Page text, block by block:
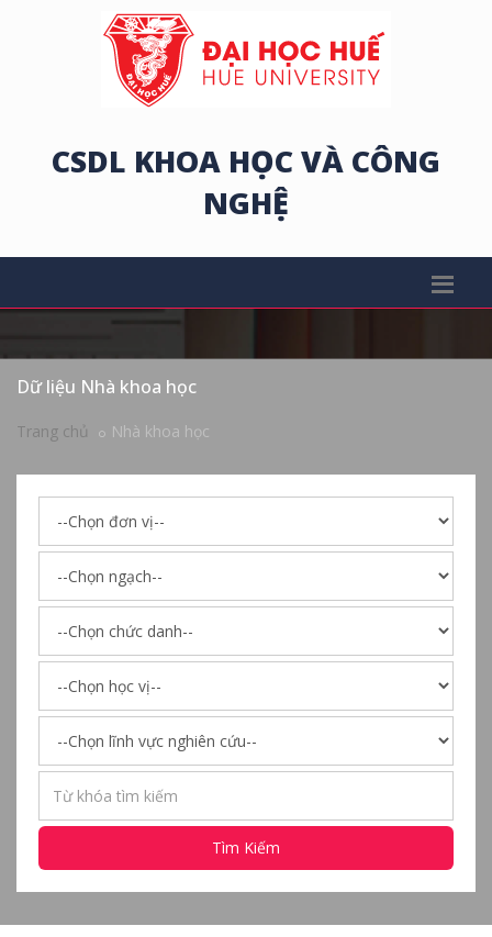
CSDL KHOA HỌC VÀ CÔNG
NGHỆ
Dữ liệu Nhà khoa học
Trang chủ Nhà khoa học
Tìm Kiếm